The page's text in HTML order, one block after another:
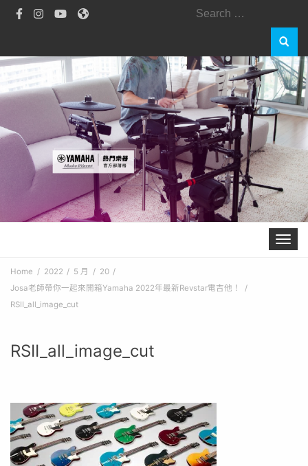
Search
Toggle
Home 2022 5 月
20
Josa老師帶你一起來開箱Yamaha 2022年最新Revstar電吉他！
RSII_all_image_cut
RSII_all_image_cut